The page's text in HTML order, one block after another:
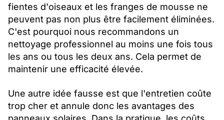
fientes d'oiseaux et les franges de mousse ne
peuvent pas non plus être facilement éliminées.
C'est pourquoi nous recommandons un
nettoyage professionnel au moins une fois tous
les ans ou tous les deux ans. Cela permet de
maintenir une efficacité élevée.
Une autre idée fausse est que l'entretien coûte
trop cher et annule donc les avantages des